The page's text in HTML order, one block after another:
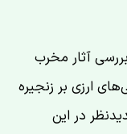
آثار مخرب
ارزی بر زنجیره
در این